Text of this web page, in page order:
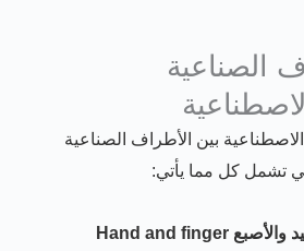
الصناعية
الاصطناعية بين الأطراف الصناعية
تشمل كل مما يأتي:
الأطراف الصناعية لليد والأصبع Hand and finger